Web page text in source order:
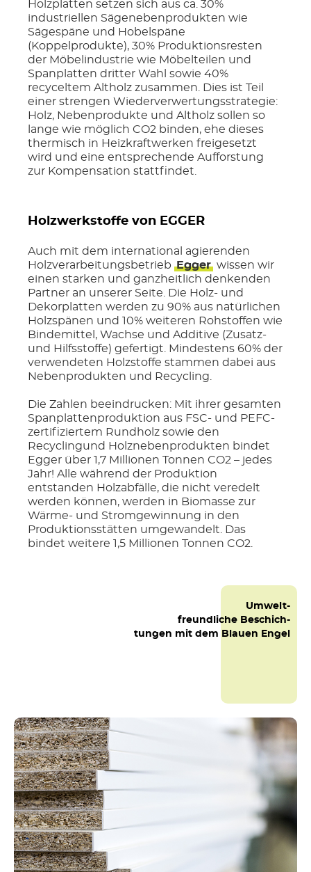
Holzplatten setzen sich aus ca. 30%
industriellen Sägenebenprodukten wie
Sägespäne und Hobelspäne
(Koppelprodukte), 30% Produktionsresten
der Möbelindustrie wie Möbelteilen und
Spanplatten dritter Wahl sowie 40%
recyceltem Altholz zusammen. Dies ist Teil
einer strengen Wiederverwertungsstrategie:
Holz, Nebenprodukte und Altholz sollen so
lange wie möglich CO2 binden, ehe dieses
thermisch in Heizkraftwerken freigesetzt
wird und eine entsprechende Aufforstung
zur Kompensation stattfindet.
Holzwerkstoffe von EGGER
Auch mit dem international agierenden
Holzverarbeitungsbetrieb Egger wissen wir
einen starken und ganzheitlich denkenden
Partner an unserer Seite. Die Holz- und
Dekorplatten werden zu 90% aus natürlichen
Holzspänen und 10% weiteren Rohstoffen wie
Bindemittel, Wachse und Additive (Zusatz-
und Hilfsstoffe) gefertigt. Mindestens 60% der
verwendeten Holzstoffe stammen dabei aus
Nebenprodukten und Recycling.
Die Zahlen beeindrucken: Mit ihrer gesamten
Spanplattenproduktion aus FSC- und PEFC-
zertifiziertem Rundholz sowie den
Recyclingund Holznebenprodukten bindet
Egger über 1,7 Millionen Tonnen CO2 – jedes
Jahr! Alle während der Produktion
entstanden Holzabfälle, die nicht veredelt
werden können, werden in Biomasse zur
Wärme- und Stromgewinnung in den
Produktionsstätten umgewandelt. Das
bindet weitere 1,5 Millionen Tonnen CO2.
Umwelt-
freundliche Beschich-
tungen mit dem Blauen Engel